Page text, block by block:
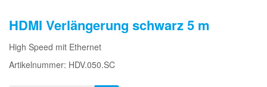
HDMI Verlängerung schwarz 5 m
High Speed mit Ethernet
Artikelnummer: HDV.050.SC